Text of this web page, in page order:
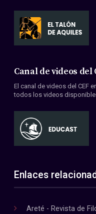
Canal de videos del
El canal de videos del CEF
todos los videos
Enlaces
Areté - Revista de